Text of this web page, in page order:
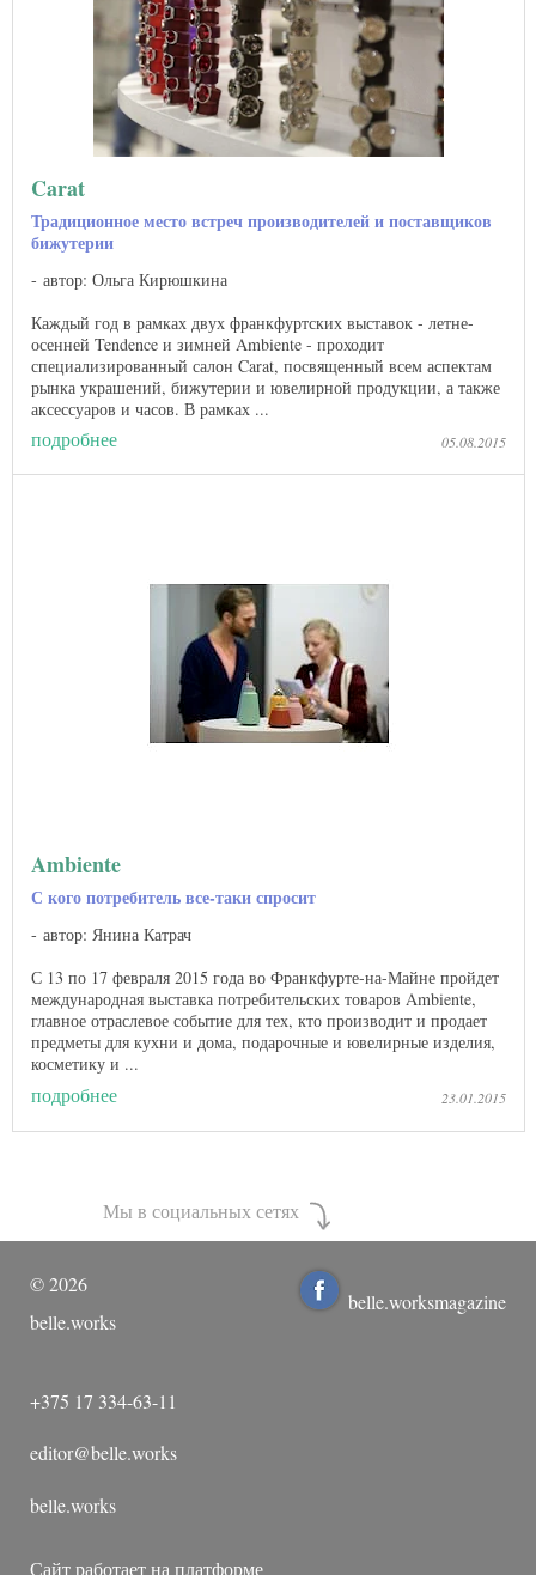
Carat
Традиционное место встреч производителей и поставщиков
бижутерии
автор: Ольга Кирюшкина
Каждый год в рамках двух франкфуртских выставок - летне-
осенней Tendence и зимней Ambiente - проходит
специализированный салон Carat, посвященный всем аспектам
рынка украшений, бижутерии и ювелирной продукции, а также
аксессуаров и часов. В рамках ...
подробнее 05.08.2015
Ambiente
С кого потребитель все-таки спросит
автор: Янина Катрач
С 13 по 17 февраля 2015 года во Франкфурте-на-Майне пройдет
международная выставка потребительских товаров Ambiente,
главное отраслевое событие для тех, кто производит и продает
предметы для кухни и дома, подарочные и ювелирные изделия,
косметику и ...
подробнее 23.01.2015
©2026
belle.works
+375 17 334-63-11
editor@belle.works
belle.works
Сайт работает на платформе
Мы в социальных сетях
belle.worksmagazine